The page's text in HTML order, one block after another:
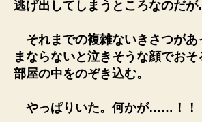
逃げ出してしまうところなのだ
それまでの複雑ないきさつがあ
まならないと泣きそうな顔でお
部屋の中をのぞき込む。
やっぱりいた。何かが……！！